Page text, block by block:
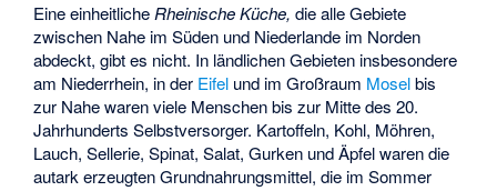
Eine einheitlicheRheinische Küche, die alle Gebiete
zwischen Nahe im Süden und Niederlande im Norden
abdeckt, gibt es nicht. In ländlichen Gebieten insbesondere
am Niederrhein, in der Eifel und im Großraum Moselbis
zur Nahe waren viele Menschen bis zur Mitte des 20.
Jahrhunderts Selbstversorger. Kartoffeln, Kohl, Möhren,
Lauch, Sellerie, Spinat, Salat, Gurken und Äpfel waren die
autark erzeugten Grundnahrungsmittel, die im Sommer